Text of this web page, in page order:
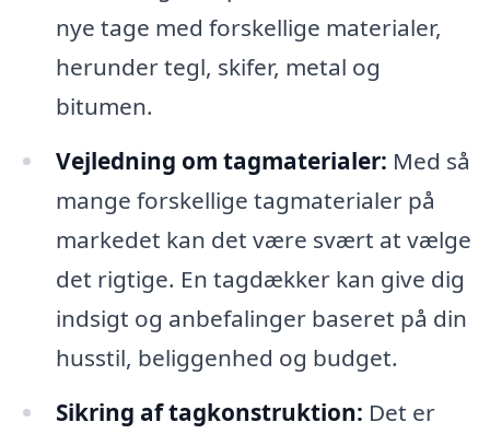
nye tage med forskellige materialer,
herunder tegl, skifer, metal og
bitumen.
Vejledning om tagmaterialer: Med så
mange forskellige tagmaterialer på
markedet kan det være svært at vælge
det rigtige. En tagdækker kan give dig
indsigt og anbefalinger baseret på din
husstil, beliggenhed og budget.
Sikring af tagkonstruktion: Det er